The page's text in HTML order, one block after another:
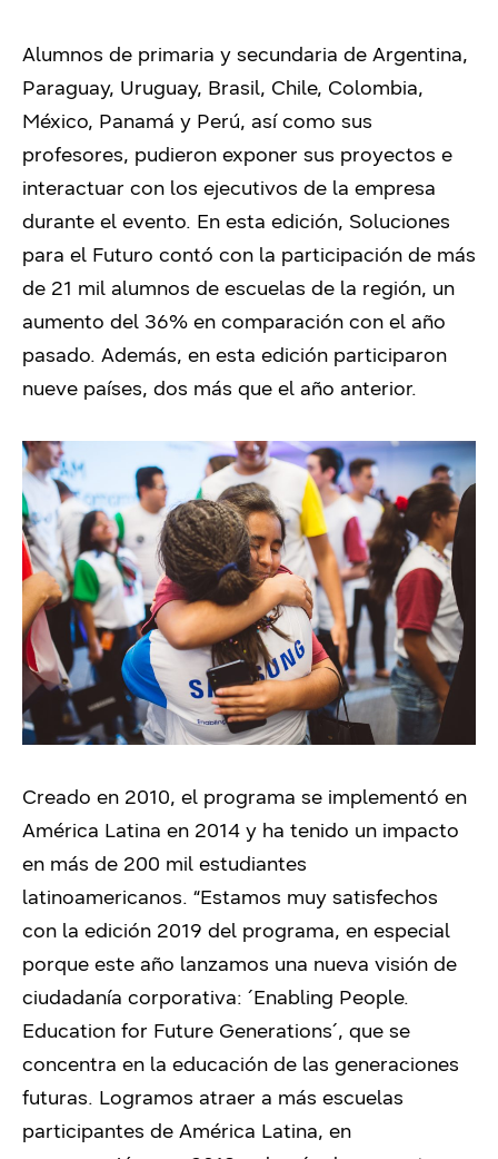
Alumnos de primaria y secundaria de Argentina,
Paraguay, Uruguay, Brasil, Chile, Colombia,
México, Panamá y Perú, así como sus
profesores, pudieron exponer sus proyectos e
interactuar con los ejecutivos de la empresa
durante el evento. En esta edición, Soluciones
para el Futuro contó con la participación de más
de 21 mil alumnos de escuelas de la región, un
aumento del 36% en comparación con el año
pasado. Además, en esta edición participaron
nueve países, dos más que el año anterior.
Creado en 2010, el programa se implementó en
América Latina en 2014 y ha tenido un impacto
en más de 200 mil estudiantes
latinoamericanos. “Estamos muy satisfechos
con la edición 2019 del programa, en especial
porque este año lanzamos una nueva visión de
ciudadanía corporativa: ´Enabling People.
Education for Future Generations´, que se
concentra en la educación de las generaciones
futuras. Logramos atraer a más escuelas
participantes de América Latina, en